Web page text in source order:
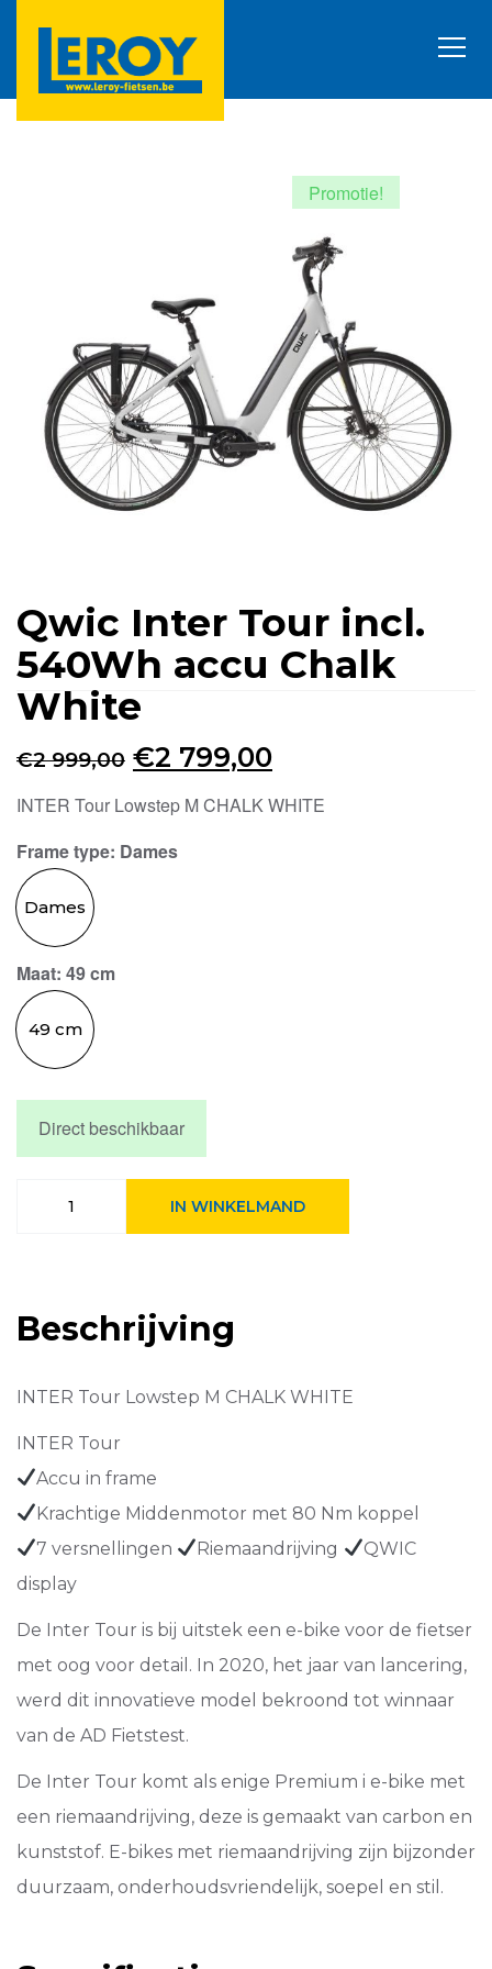
Promotie!
Qwic Inter Tour incl.
540Wh accu Chalk
White
€2 999,00 Oorspronkelijke
prijs
€2 799,00Huidige
prijs
INTER Tour Lowstep M CHALK WHITE
Frame type: Dames
Dames
Maat: 49 cm
49 cm
Direct beschikbaar
Chalk
White
IN WINKELMAND
Beschrijving
INTER Tour Lowstep M CHALK WHITE
INTER Tour
Accu in frame
Krachtige Middenmotor met 80 Nm koppel
7 versnellingen
Riemaandrijving
QWIC
display
De Inter Tour is bij uitstek een e-bike voor de fietser
met oog voor detail. In 2020, het jaar van lancering,
werd dit innovatieve model bekroond tot winnaar
van de AD Fietstest.
De Inter Tour komt als enige Premium i e-bike met
een riemaandrijving, deze is gemaakt van carbon en
kunststof. E-bikes met riemaandrijving zijn bijzonder
duurzaam, onderhoudsvriendelijk, soepel en stil.